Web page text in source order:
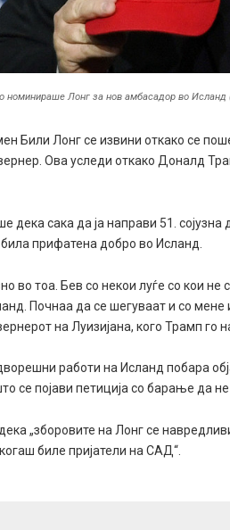
номинираше Лонг за нов амбасадор во Исланд
Били Лонг се извини откако се
Ова уследи откако Доналд
дека сака да ја направи 51.
прифатена добро во Исланд.
во тоа. Бев со некои луѓе со кои
Почнаа да се шегуваат и со
на Луизијана, кого Трамп го
работи на Исланд побара
се појави петиција со барање да
„зборовите на Лонг се
биле пријатели на САД“.